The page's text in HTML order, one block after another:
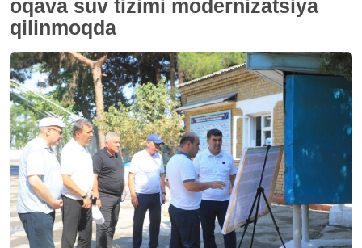
oqava suv tizimi modernizatsiya
qilinmoqda